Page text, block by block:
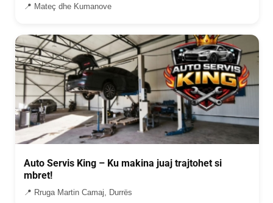
📍 Mateç dhe Kumanove
Auto Servis King – Ku makina juaj trajtohet si
mbret!
📍 Rruga Martin Camaj, Durrës